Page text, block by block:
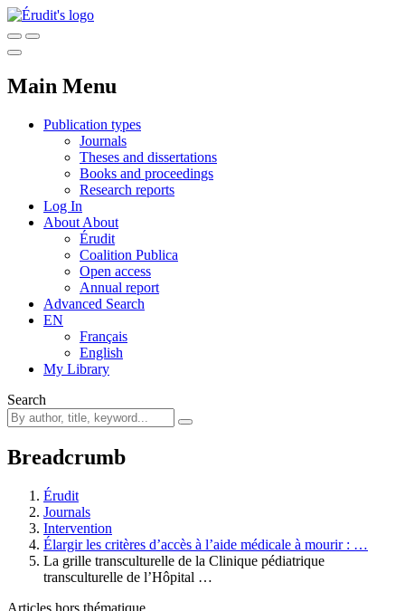
Main Menu
Publication types
Journals
Theses and dissertations
Books and proceedings
Research reports
Log In
About About
Érudit
Coalition Publica
Open access
Annual report
Advanced Search
EN
Français
English
My Library
Search
Breadcrumb
Érudit
Journals
Intervention
Élargir les critères d’accès à l’aide médicale à mourir : …
La grille transculturelle de la Clinique pédiatrique
transculturelle de l’Hôpital …
Articles hors thématique